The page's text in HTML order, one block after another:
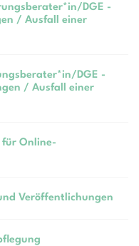
DGE -
/ Ausfall einer
DGE -
/ Ausfall einer
für Online-
Veröffentlichungen